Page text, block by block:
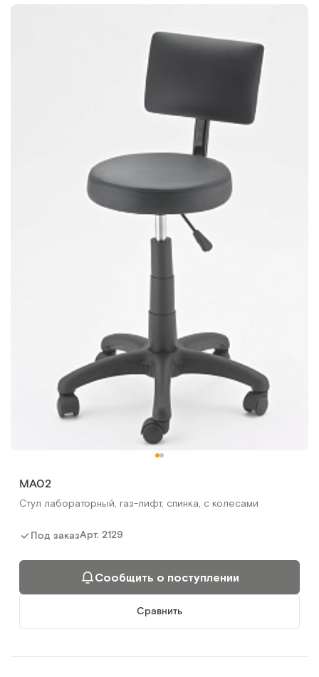
МА02
Стул лабораторный, газ-лифт, спинка, с колесами
Под заказАрт. 2129
Сообщить о поступлении
Сравнить